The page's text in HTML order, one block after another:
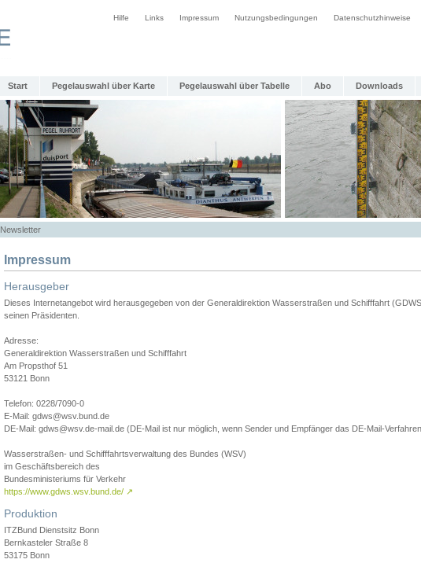
Hilfe Links Impressum Nutzungsbedingungen Datenschutzhinweise
Start Pegelauswahl über Karte Pegelauswahl über Tabelle Abo Downloads
Newsletter
Impressum
Herausgeber
Dieses Internetangebot wird herausgegeben von der Generaldirektion Wasserstraßen und Schifffahrt
seinen Präsidenten.
Adresse:
Generaldirektion Wasserstraßen und Schifffahrt
Am Propsthof 51
53121 Bonn
Telefon: 0228/7090-0
E-Mail: gdws@wsv.bund.de
DE-Mail: gdws@wsv.de-mail.de (DE-Mail ist nur möglich, wenn Sender und Empfänger das DE-Mail-
Wasserstraßen- und Schifffahrtsverwaltung des Bundes (WSV)
im Geschäftsbereich des
Bundesministeriums für Verkehr
https://www.gdws.wsv.bund.de/ ↗
Produktion
ITZBund Dienstsitz Bonn
Bernkasteler Straße 8
53175 Bonn